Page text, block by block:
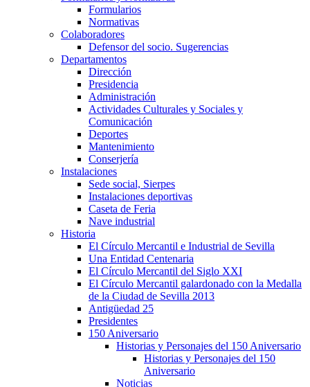
Formularios
Normativas
Colaboradores
Defensor del socio. Sugerencias
Departamentos
Dirección
Presidencia
Administración
Actividades Culturales y Sociales y
Comunicación
Deportes
Mantenimiento
Conserjería
Instalaciones
Sede social, Sierpes
Instalaciones deportivas
Caseta de Feria
Nave industrial
Historia
El Círculo Mercantil e Industrial de Sevilla
Una Entidad Centenaria
El Círculo Mercantil del Siglo XXI
El Círculo Mercantil galardonado con la Medalla
de la Ciudad de Sevilla 2013
Antigüedad 25
Presidentes
150 Aniversario
Historias y Personajes del 150 Aniversario
Historias y Personajes del 150
Aniversario
Noticias